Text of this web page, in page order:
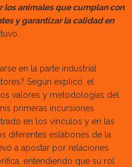
los animales que cumplan con
y garantizar la calidad en
en la parte industrial
Según explicó, el
valores y metodologías del
primeras incursiones
en los vínculos y en las
diferentes eslabones de la
a apostar por relaciones
entendiendo que su rol